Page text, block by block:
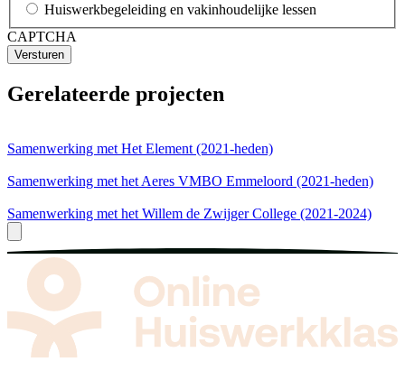
Huiswerkbegeleiding en vakinhoudelijke lessen
CAPTCHA
Gerelateerde projecten
Samenwerking met Het Element (2021-heden)
Samenwerking met het Aeres VMBO Emmeloord (2021-heden)
Samenwerking met het Willem de Zwijger College (2021-2024)